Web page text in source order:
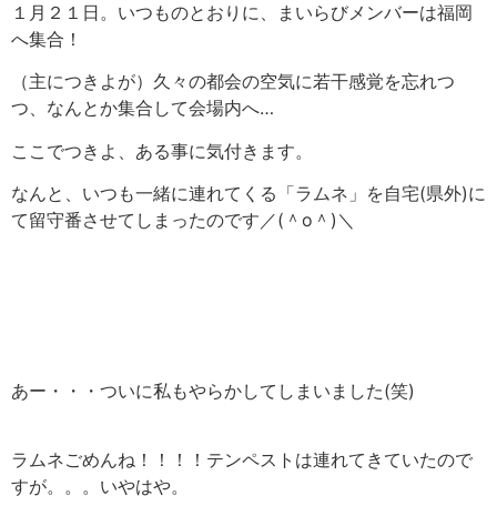
１月２１日。いつものとおりに、まいらびメンバーは福岡
へ集合！
（主につきよが）久々の都会の空気に若干感覚を忘れつ
つ、なんとか集合して会場内へ…
ここでつきよ、ある事に気付きます。
なんと、いつも一緒に連れてくる「ラムネ」を自宅(県外)に
て留守番させてしまったのです／(＾o＾)＼
あー・・・ついに私もやらかしてしまいました(笑)
ラムネごめんね！！！！テンペストは連れてきていたので
すが。。。いやはや。